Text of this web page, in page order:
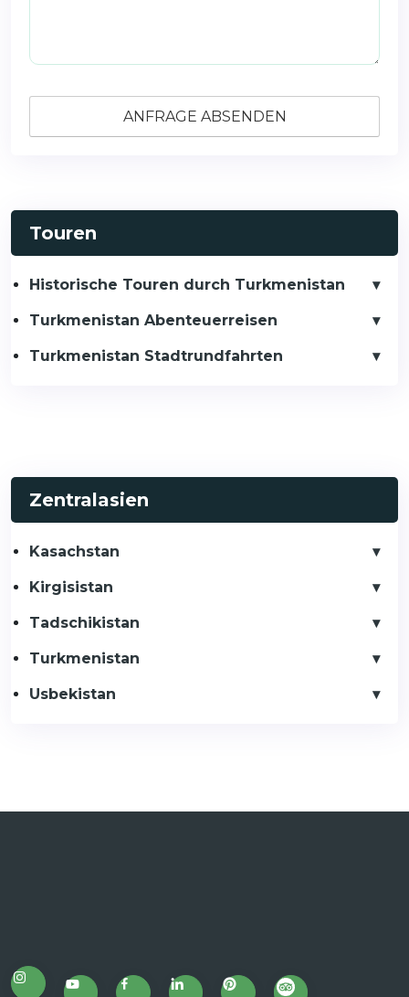
Touren
Historische Touren durch Turkmenistan
Turkmenistan Abenteuerreisen
Turkmenistan Stadtrundfahrten
Zentralasien
Kasachstan
Kirgisistan
Tadschikistan
Turkmenistan
Usbekistan